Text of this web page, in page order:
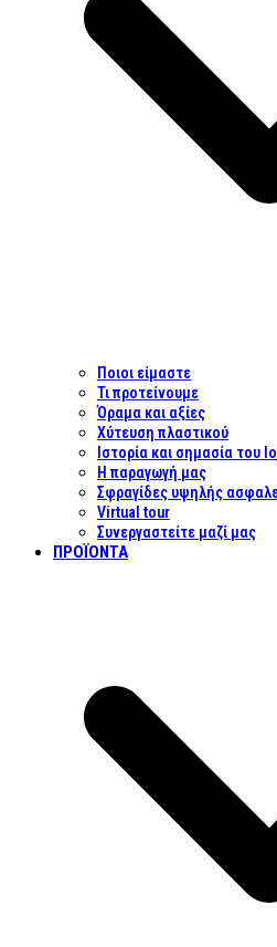
Ποιοι είμαστε
Τι προτείνουμε
Όραμα και αξίες
Χύτευση πλαστικού
Ιστορία και σημασία του
Η παραγωγή μας
Σφραγίδες υψηλής
Virtual tour
Συνεργαστείτε μαζί μας
ΠΡΟΪΌΝΤΑ